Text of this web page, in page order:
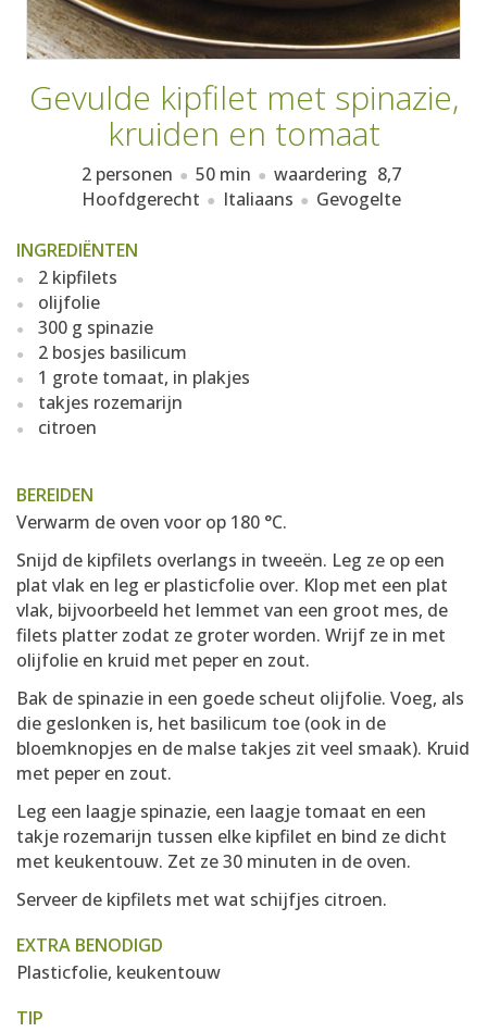
Gevulde kipfilet met spinazie,
kruiden en tomaat
2 personen 50 min waardering 8,7
Hoofdgerecht
Italiaans Gevogelte
INGREDIËNTEN
2 kipfilets
olijfolie
300 g spinazie
2 bosjes basilicum
1 grote tomaat, in plakjes
takjes rozemarijn
citroen
BEREIDEN
Verwarm de oven voor op 180 °C.
Snijd de kipfilets overlangs in tweeën. Leg ze op een
plat vlak en leg er plasticfolie over. Klop met een plat
vlak, bijvoorbeeld het lemmet van een groot mes, de
filets platter zodat ze groter worden. Wrijf ze in met
olijfolie en kruid met peper en zout.
Bak de spinazie in een goede scheut olijfolie. Voeg, als
die geslonken is, het basilicum toe (ook in de
bloemknopjes en de malse takjes zit veel smaak). Kruid
met peper en zout.
Leg een laagje spinazie, een laagje tomaat en een
takje rozemarijn tussen elke kipfilet en bind ze dicht
met keukentouw. Zet ze 30 minuten in de oven.
Serveer de kipfilets met wat schijfjes citroen.
EXTRA BENODIGD
Plasticfolie, keukentouw
TIP